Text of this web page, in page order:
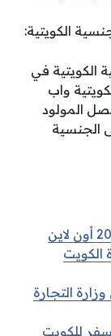
الكويتية:
الكويتية في
واب
المولود
الجنسية
الكويت
التجارة
للكويت